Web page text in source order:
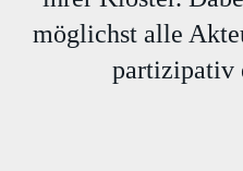
möglichst alle
partizipativ